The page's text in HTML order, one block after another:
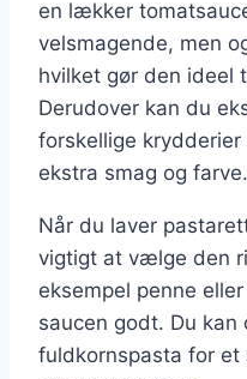
en lækker
velsmagende, men
hvilket gør den ideel
Derudover kan du
forskellige
ekstra smag og farve.
Når du laver
vigtigt at vælge den
eksempel penne
saucen godt. Du kan
fuldkornspasta for et